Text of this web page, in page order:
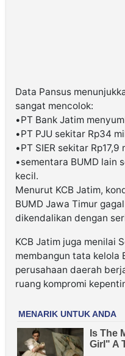
Data Pansus
sangat mencolok:
•PT Bank Jatim
•PT PJU sekitar Rp34
•PT SIER sekitar Rp17,9
•sementara BUMD lain
kecil.
Menurut KCB Jatim,
BUMD Jawa Timur
dikendalikan dengan
KCB Jatim juga menilai
membangun tata kelola
perusahaan daerah
ruang kompromi